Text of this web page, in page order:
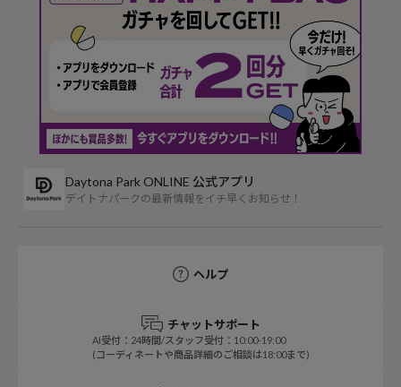
Daytona Park ONLINE 公式アプリ
デイトナパークの最新情報をイチ早くお知らせ！
ヘルプ
チャットサポート
AI受付：24時間/スタッフ受付：10:00-19:00
(コーディネートや商品詳細のご相談は18:00まで)